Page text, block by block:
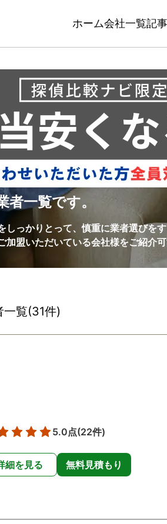
ホーム会社一覧記
一覧です。
っかりとって、慎重に業者選びを
盟いただいている会社様をご紹介
一覧(31件)
5.0点(22件)
細を見る 無料見積もり